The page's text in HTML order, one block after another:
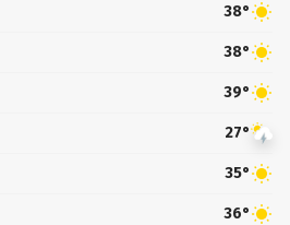
38°
38°
39°
27°
35°
36°